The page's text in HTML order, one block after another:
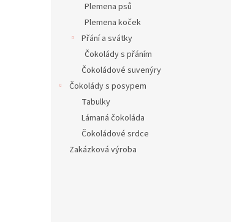
Plemena psů
Plemena koček
Přání a svátky
Čokolády s přáním
Čokoládové suvenýry
Čokolády s posypem
Tabulky
Lámaná čokoláda
Čokoládové srdce
Zakázková výroba